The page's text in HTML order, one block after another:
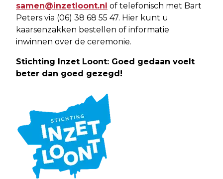
samen@inzetloont.nl of telefonisch met Bart
Peters via (06) 38 68 55 47. Hier kunt u
kaarsenzakken bestellen of informatie
inwinnen over de ceremonie.
Stichting Inzet Loont: Goed gedaan voelt
beter dan goed gezegd!